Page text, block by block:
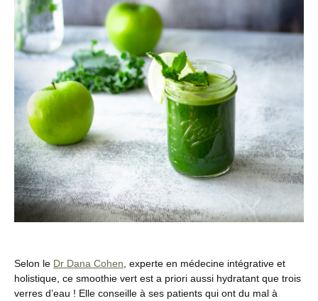
Selon le Dr Dana Cohen , experte en médecine intégrative et
holistique, ce smoothie vert est a priori aussi hydratant que trois
verres d’eau ! Elle conseille à ses patients qui ont du mal à